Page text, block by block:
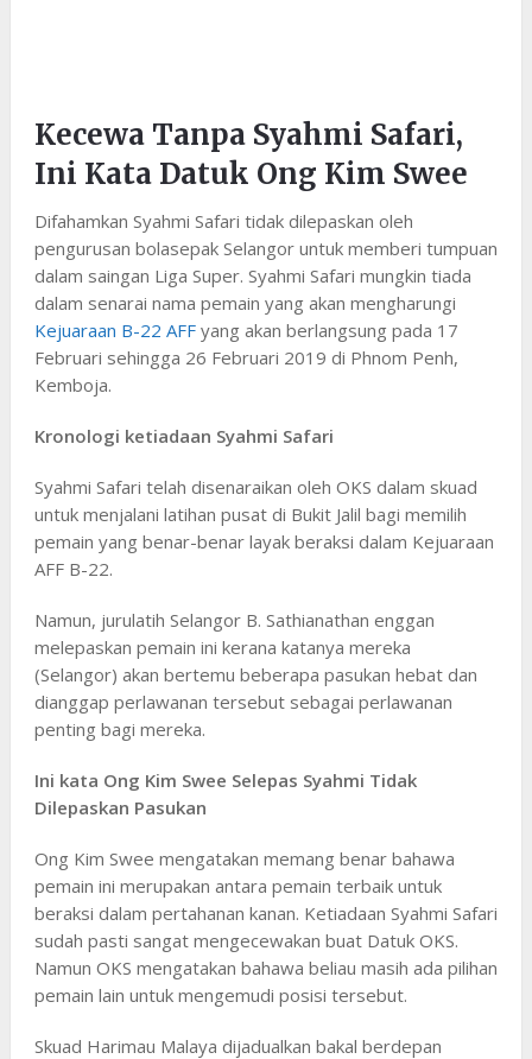
Kecewa Tanpa Syahmi Safari,
Ini Kata Datuk Ong Kim Swee
Difahamkan Syahmi Safari tidak dilepaskan oleh
pengurusan bolasepak Selangor untuk memberi tumpuan
dalam saingan Liga Super. Syahmi Safari mungkin tiada
dalam senarai nama pemain yang akan mengharungi
Kejuaraan B-22 AFFyang akan berlangsung pada 17
Februari sehingga 26 Februari 2019 di Phnom Penh,
Kemboja.
Kronologi ketiadaan Syahmi Safari
Syahmi Safari telah disenaraikan oleh OKS dalam skuad
untuk menjalani latihan pusat di Bukit Jalil bagi memilih
pemain yang benar-benar layak beraksi dalam Kejuaraan
AFF B-22.
Namun, jurulatih Selangor B. Sathianathan enggan
melepaskan pemain ini kerana katanya mereka
(Selangor) akan bertemu beberapa pasukan hebat dan
dianggap perlawanan tersebut sebagai perlawanan
penting bagi mereka.
Ini kata Ong Kim Swee Selepas Syahmi Tidak
Dilepaskan Pasukan
Ong Kim Swee mengatakan memang benar bahawa
pemain ini merupakan antara pemain terbaik untuk
beraksi dalam pertahanan kanan. Ketiadaan Syahmi Safari
sudah pasti sangat mengecewakan buat Datuk OKS.
Namun OKS mengatakan bahawa beliau masih ada pilihan
pemain lain untuk mengemudi posisi tersebut.
Skuad Harimau Malaya dijadualkan bakal berdepan